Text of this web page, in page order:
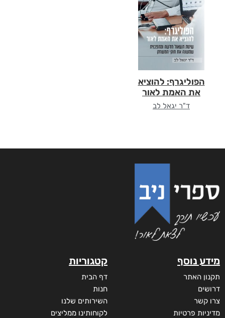
הפוליגרף: להוציא
את האמת לאור
ד"ר יגאל לב
מידע נוסף
תקנון האתר
דרושים
צרו קשר
מדיניות פרטיות
קטגוריות
דף הבית
חנות
השירותים שלנו
לקוחותינו ממליצים